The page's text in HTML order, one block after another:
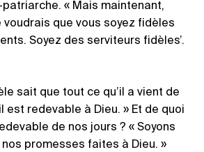
« Mais maintenant,
voudrais que vous soyez fidèles
Soyez des serviteurs fidèles’.
sait que tout ce qu’il a vient de
est redevable à Dieu. » Et de quoi
de nos jours ? « Soyons
promesses faites à Dieu. »